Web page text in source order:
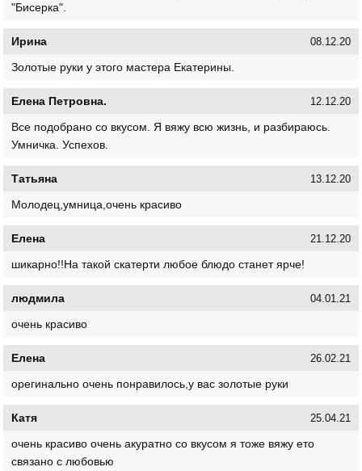
"Бисерка".
Ирина 08.12.20
Золотые руки у этого мастера Екатерины.
Елена Петровна. 12.12.20
Все подобрано со вкусом. Я вяжу всю жизнь, и разбираюсь.
Умничка. Успехов.
Татьяна 13.12.20
Молодец,умница,очень красиво
Елена 21.12.20
шикарно!!На такой скатерти любое блюдо станет ярче!
людмила 04.01.21
очень красиво
Елена 26.02.21
орегинально очень понравилось,у вас золотые руки
Катя 25.04.21
очeнь красиво очeнь акуратно со вкусом я тожe вяжу eто
связано с любовью